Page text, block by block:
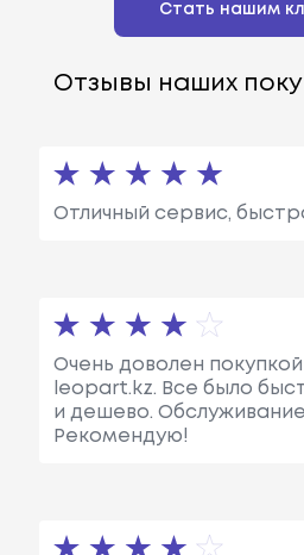
Стать нашим
Отзывы наших
Отличный сервис,
Очень доволен
leopart.kz. Все было
и дешево.
Рекомендую!